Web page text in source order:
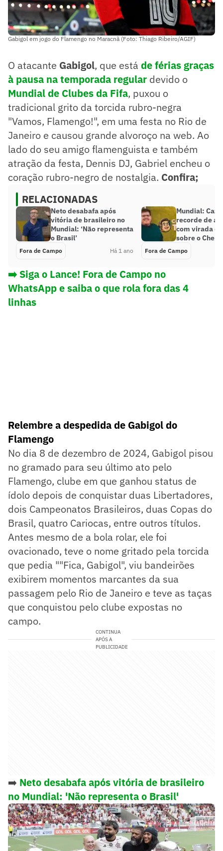
Gabigol em jogo do Flamengo no Maracnã (Foto: Thiago Ribeiro/AGIF)
O atacante Gabigol, que está de férias graças
à pausa na temporada regular devido o
Mundial de Clubes da Fifa, puxou o
tradicional grito da torcida rubro-negra
"Vamos, Flamengo!", em uma festa no Rio de
Janeiro e causou grande alvoroço na web. Ao
lado do seu amigo flamenguista e também
atração da festa, Dennis DJ, Gabriel encheu o
coração rubro-negro de nostalgia. Confira;
RELACIONADAS
Neto desabafa após
vitória de brasileiro no
Mundial: ‘Não representa
o Brasil’
Fora de Campo Há 1 ano
Mundial:
recorde de
com virada
sobre o
Fora de Campo
➡️ Siga o Lance! Fora de Campo no
WhatsApp e saiba o que rola fora das 4
linhas
Relembre a despedida de Gabigol do
Flamengo
No dia 8 de dezembro de 2024, Gabigol pisou
no gramado para seu último ato pelo
Flamengo, clube em que ganhou status de
ídolo depois de conquistar duas Libertadores,
dois Campeonatos Brasileiros, duas Copas do
Brasil, quatro Cariocas, entre outros títulos.
Antes mesmo de a bola rolar, ele foi
ovacionado, teve o nome gritado pela torcida
que pedia ""Fica, Gabigol", viu bandeirões
exibirem momentos marcantes da sua
passagem pelo Rio de Janeiro e teve as taças
que conquistou pelo clube expostas no
campo.
CONTINUA
APÓS A
PUBLICIDADE
➡️ Neto desabafa após vitória de brasileiro
no Mundial: 'Não representa o Brasil'